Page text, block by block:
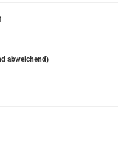
abweichend)